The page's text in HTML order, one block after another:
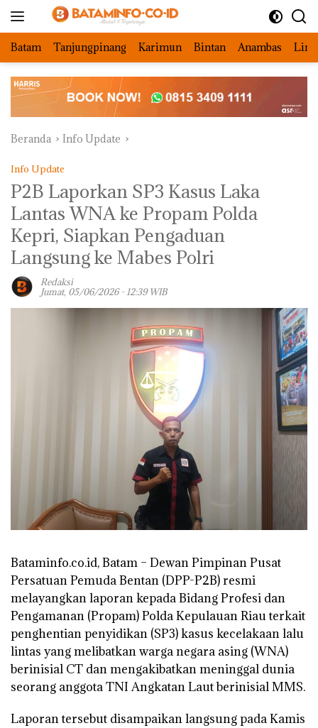
Batam Tanjungpinang Karimun Bintan Anambas
Beranda Info Update
Info Update
P2B Laporkan SP3 Kasus Laka
Lantas WNA ke Propam Polda
Kepri, Siapkan Pengaduan
Langsung ke Mabes Polri
Redaksi
Jumat, 05/06/2026 - 12:39 WIB
Bataminfo.co.id, Batam – Dewan Pimpinan Pusat
Persatuan Pemuda Bentan (DPP-P2B) resmi
melayangkan laporan kepada Bidang Profesi dan
Pengamanan (Propam) Polda Kepulauan Riau terkait
penghentian penyidikan (SP3) kasus kecelakaan lalu
lintas yang melibatkan warga negara asing (WNA)
berinisial CT dan mengakibatkan meninggal dunia
seorang anggota TNI Angkatan Laut berinisial MMS.
Laporan tersebut disampaikan langsung pada Kamis